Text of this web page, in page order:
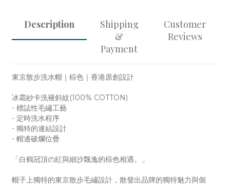
Description
Shipping
&
Payment
Customer
Reviews
東京散步洗水帽｜棕色｜香港原創設計
冰霜紗卡洗褪斜紋(100% COTTON)
- 標誌性毛繡工藝
- 定時洗水程序
- 獨特的連結設計
- 帽邊破爛位疊
「白鶴冠頂の紅與細沙飄逸的棕色相遇。」
帽子上獨特的東京散步毛繡設計，散發出品牌的獨特魅力與個